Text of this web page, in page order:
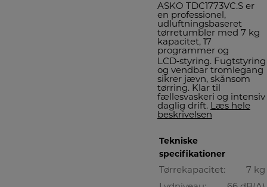
ASKO TDC1773VC.S er
en professionel,
udluftningsbaseret
tørretumbler med 7 kg
kapacitet, 17
programmer og
LCD‑styring. Fugtstyring
og vendbar tromlegang
sikrer jævn, skånsom
tørring. Klar til
fællesvaskeri og intensiv
daglig drift. Læs hele
beskrivelsen
Tekniske
specifikationer
Tørrekapacitet:
7 kg